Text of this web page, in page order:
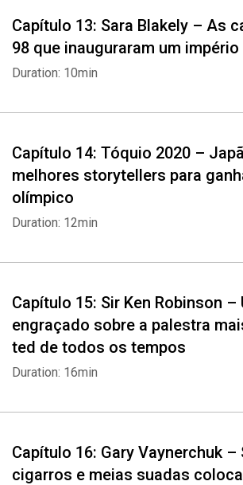
Capítulo 13: Sara Blakely – As
98 que inauguraram um império
Duration: 10min
Capítulo 14: Tóquio 2020 –
melhores storytellers para
olímpico
Duration: 12min
Capítulo 15: Sir Ken Robinson –
engraçado sobre a palestra
ted de todos os tempos
Duration: 16min
Capítulo 16: Gary Vaynerchuk –
cigarros e meias suadas